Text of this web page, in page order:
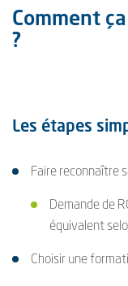
Comment
?
Les étapes
Faire reconnaître
Demande de
équivalent
Choisir une